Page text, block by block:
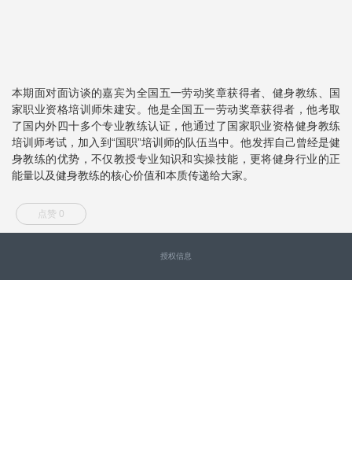
本期面对面访谈的嘉宾为全国五一劳动奖章获得者、健身教练、国
家职业资格培训师朱建安。他是全国五一劳动奖章获得者，他考取
了国内外四十多个专业教练认证，他通过了国家职业资格健身教练
培训师考试，加入到“国职”培训师的队伍当中。他发挥自己曾经是健
身教练的优势，不仅教授专业知识和实操技能，更将健身行业的正
能量以及健身教练的核心价值和本质传递给大家。
点赞 0
授权信息